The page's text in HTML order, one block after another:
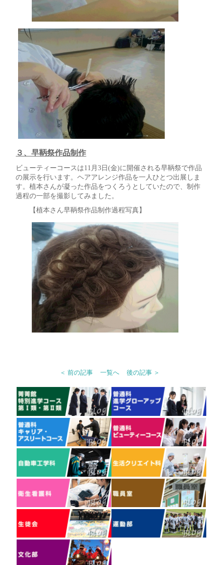
３、早鞆祭作品制作
ビューティーコースは11月3日(金)に開催される早鞆祭で作品
の展示を行います。ヘアアレンジ作品を一人ひとつ出展しま
す。植本さんが凝った作品をつくろうとしていたので、制作
過程の一部を撮影してみました。
【植本さん早鞆祭作品制作過程写真】
＜ 前の記事 一覧へ 後の記事 ＞